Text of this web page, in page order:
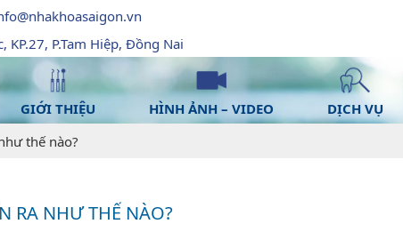
KP.27, P.Tam Hiệp, Đồng Nai
GIỚI THIỆU HÌNH ẢNH – VIDEO DỊCH VỤ
thế nào?
RA NHƯ THẾ NÀO?